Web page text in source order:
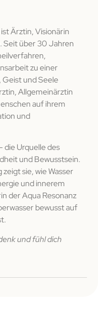
Ärztin, Visionärin
Seit über 30 Jahren
zu einer
Geist und Seele
Allgemeinärztin
auf ihrem
und
die Urquelle des
und Bewusstsein.
sie, wie Wasser
und innerem
der Aqua Resonanz
bewusst auf
und fühl dich